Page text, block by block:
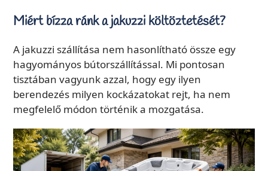
Miért bízza ránk a jakuzzi költöztetését?
A jakuzzi szállítása nem hasonlítható össze egy
hagyományos bútorszállítással. Mi pontosan
tisztában vagyunk azzal, hogy egy ilyen
berendezés milyen kockázatokat rejt, ha nem
megfelelő módon történik a mozgatása.